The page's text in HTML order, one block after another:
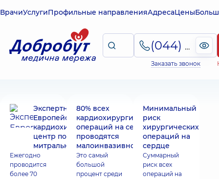
ВрачиУслугиПрофильные направленияАдресаЦены
(044) 495-2-888
Заказать звонок
Экспертный
Европейский
кардиохирургический
центр по пластике
митрального клапана
Ежегодно
проводится
более 70
80% всех
кардиохирургических
операций на сердце
проводятся
малоинвазивно
Это самый
большой
процент среди
Минимальный
риск
хирургических
операций на
сердце
Суммарный
риск всех
операций на